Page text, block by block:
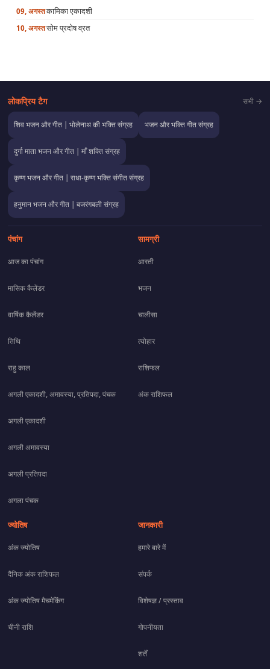
09, अगस्तकामिका एकादशी
10, अगस्तसोम प्रदोष व्रत
लोकप्रिय टैग सभी →
शिव भजन और गीत | भोलेनाथ की भक्ति संग्रह भजन और भक्ति गीत संग्रह
दुर्गा माता भजन और गीत | माँ शक्ति संग्रह
कृष्ण भजन और गीत | राधा-कृष्ण भक्ति संगीत संग्रह
हनुमान भजन और गीत | बजरंगबली संग्रह
पंचांग
आज का पंचांग
मासिक कैलेंडर
वार्षिक कैलेंडर
तिथि
राहु काल
अगली एकादशी, अमावस्या, प्रतिपदा, पंचक
अगली एकादशी
अगली अमावस्या
अगली प्रतिपदा
अगला पंचक
सामग्री
आरती
भजन
चालीसा
त्योहार
राशिफल
अंक राशिफल
ज्योतिष
अंक ज्योतिष
दैनिक अंक राशिफल
अंक ज्योतिष मैचमेकिंग
चीनी राशि
जानकारी
हमारे बारे में
संपर्क
विशेषज्ञ / प्रस्ताव
गोपनीयता
शर्तें